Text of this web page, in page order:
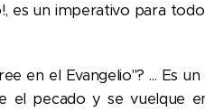
es un imperativo para
en el Evangelio"? ... Es
el pecado y se vuelque